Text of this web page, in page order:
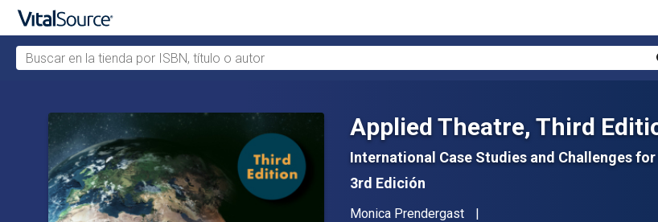
Buscar en la tienda por ISBN, título o autor
Applied Theatre, Third
International Case Studies and Challenges
3rd Edición
Autor(es)
Monica Prendergast